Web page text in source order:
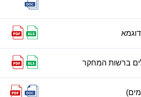
ברשות המחקר